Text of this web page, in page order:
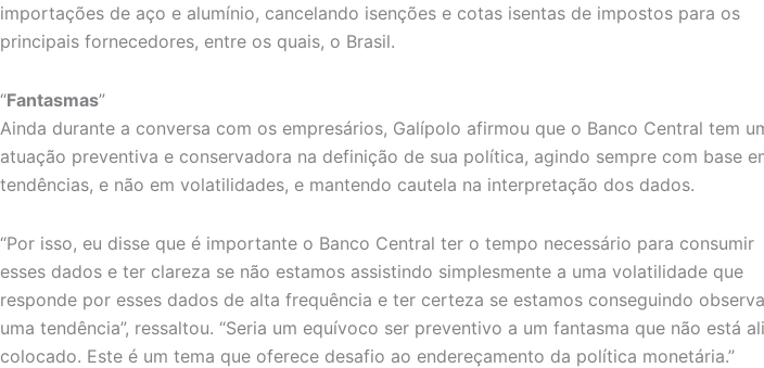
importações de aço e alumínio, cancelando isenções e cotas isentas de impostos para os
principais fornecedores, entre os quais, o Brasil.
“Fantasmas”
Ainda durante a conversa com os empresários, Galípolo afirmou que o Banco Central tem
atuação preventiva e conservadora na definição de sua política, agindo sempre com base
tendências, e não em volatilidades, e mantendo cautela na interpretação dos dados.
“Por isso, eu disse que é importante o Banco Central ter o tempo necessário para consumir
esses dados e ter clareza se não estamos assistindo simplesmente a uma volatilidade que
responde por esses dados de alta frequência e ter certeza se estamos conseguindo
uma tendência”, ressaltou. “Seria um equívoco ser preventivo a um fantasma que não está ali
colocado. Este é um tema que oferece desafio ao endereçamento da política monetária.”